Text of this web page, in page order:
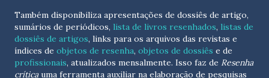
Também disponibiliza apresentações de dossiês de artigo,
sumários de periódicos, lista de livros resenhados, listas de
dossiês de artigos, links para os arquivos das revistas e
índices de objetos de resenha, objetos de dossiês e de
profissionais, atualizados mensalmente. Isso faz de Resenha
críticauma ferramenta auxiliar na elaboração de pesquisas